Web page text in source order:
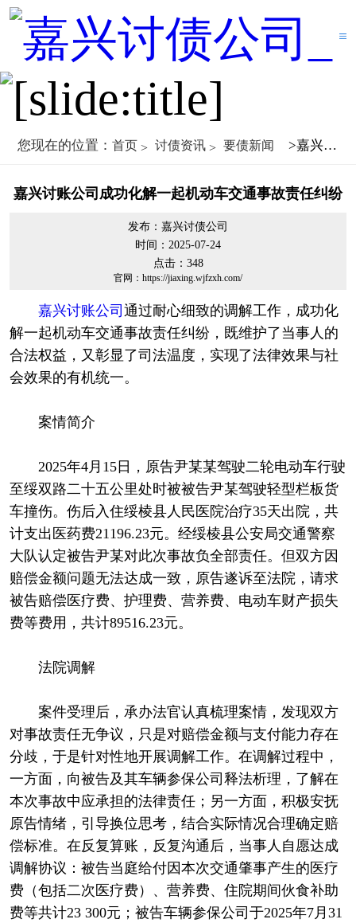
您现在的位置： 首页 讨债资讯 要债新闻 >嘉兴讨账公司成功化解一起机动车交通事故责任纠纷
嘉兴讨账公司成功化解一起机动车交通事故责任纠纷
发布：嘉兴讨债公司
时间：2025-07-24
点击： 348
官网：https://jiaxing.wjfzxh.com/
嘉兴讨账公司 通过耐心细致的调解工作，成功化
解一起机动车交通事故责任纠纷，既维护了当事人的
合法权益，又彰显了司法温度，实现了法律效果与社
会效果的有机统一。
案情简介
2025年4月15日，原告尹某某驾驶二轮电动车行驶
至绥双路二十五公里处时被被告尹某驾驶轻型栏板货
车撞伤。伤后入住绥棱县人民医院治疗35天出院，共
计支出医药费21196.23元。经绥棱县公安局交通警察
大队认定被告尹某对此次事故负全部责任。但双方因
赔偿金额问题无法达成一致，原告遂诉至法院，请求
被告赔偿医疗费、护理费、营养费、电动车财产损失
费等费用，共计89516.23元。
法院调解
案件受理后，承办法官认真梳理案情，发现双方
对事故责任无争议，只是对赔偿金额与支付能力存在
分歧，于是针对性地开展调解工作。在调解过程中，
一方面，向被告及其车辆参保公司释法析理，了解在
本次事故中应承担的法律责任；另一方面，积极安抚
原告情绪，引导换位思考，结合实际情况合理确定赔
偿标准。在反复算账，反复沟通后，当事人自愿达成
调解协议：被告当庭给付因本次交通肇事产生的医疗
费（包括二次医疗费）、营养费、住院期间伙食补助
费等共计23 300元；被告车辆参保公司于2025年7月31